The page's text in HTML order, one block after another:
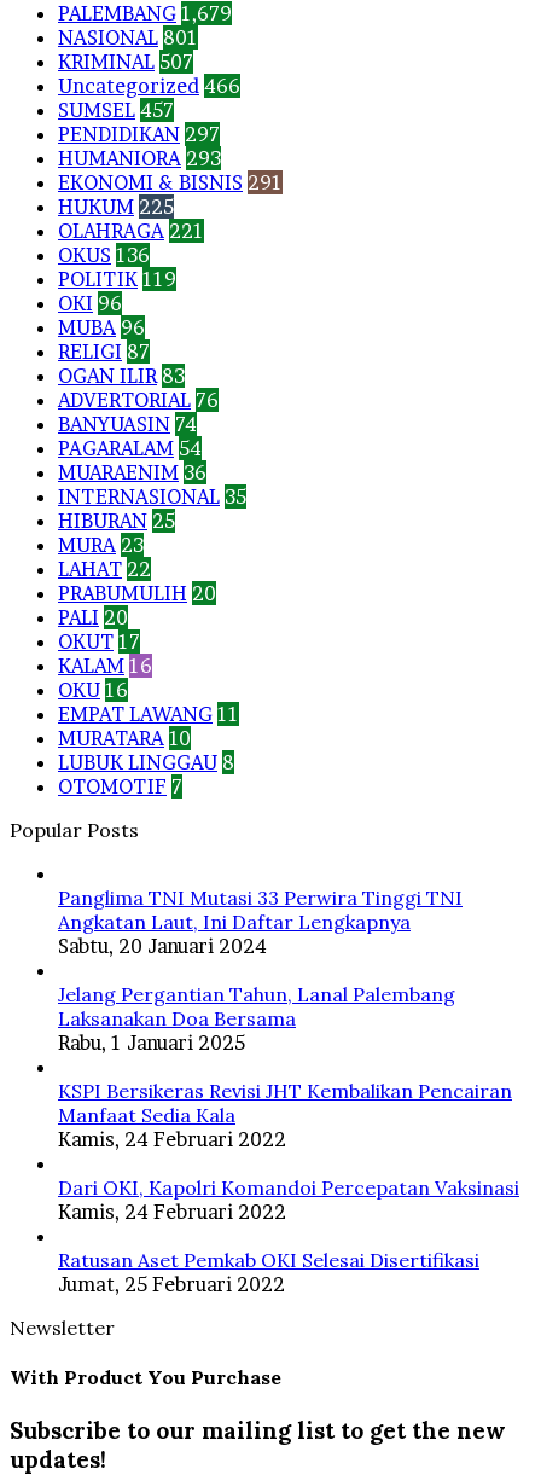
PALEMBANG 1,679
NASIONAL 801
KRIMINAL 507
Uncategorized 466
SUMSEL 457
PENDIDIKAN 297
HUMANIORA 293
EKONOMI & BISNIS 291
HUKUM 225
OLAHRAGA 221
OKUS 136
POLITIK 119
OKI 96
MUBA 96
RELIGI 87
OGAN ILIR 83
ADVERTORIAL 76
BANYUASIN 74
PAGARALAM 54
MUARAENIM 36
INTERNASIONAL 35
HIBURAN 25
MURA 23
LAHAT 22
PRABUMULIH 20
PALI 20
OKUT 17
KALAM 16
OKU 16
EMPAT LAWANG 11
MURATARA 10
LUBUK LINGGAU 8
OTOMOTIF 7
Popular Posts
Panglima TNI Mutasi 33 Perwira Tinggi TNI
Angkatan Laut, Ini Daftar Lengkapnya
Sabtu, 20 Januari 2024
Jelang Pergantian Tahun, Lanal Palembang
Laksanakan Doa Bersama
Rabu, 1 Januari 2025
KSPI Bersikeras Revisi JHT Kembalikan Pencairan
Manfaat Sedia Kala
Kamis, 24 Februari 2022
Dari OKI, Kapolri Komandoi Percepatan Vaksinasi
Kamis, 24 Februari 2022
Ratusan Aset Pemkab OKI Selesai Disertifikasi
Jumat, 25 Februari 2022
Newsletter
With Product You Purchase
Subscribe to our mailing list to get the new
updates!